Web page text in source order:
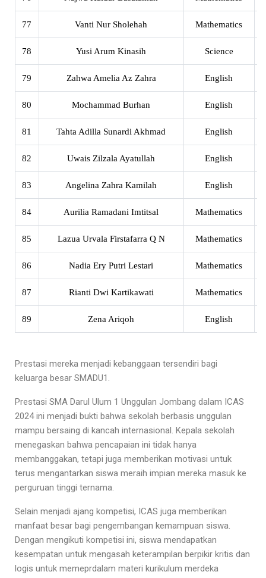
77 Vanti Nur Sholehah Mathematics
78 Yusi Arum Kinasih Science
79 Zahwa Amelia Az Zahra English
80 Mochammad Burhan English
81 Tahta Adilla Sunardi Akhmad English
82 Uwais Zilzala Ayatullah English
83 Angelina Zahra Kamilah English
84 Aurilia Ramadani Imtitsal Mathematics
85 Lazua Urvala Firstafarra Q N Mathematics
86 Nadia Ery Putri Lestari Mathematics
87 Rianti Dwi Kartikawati Mathematics
89 Zena Ariqoh English
Prestasi mereka menjadi kebanggaan tersendiri bagi
keluarga besar SMADU1.
Prestasi SMA Darul Ulum 1 Unggulan Jombang dalam ICAS
2024 ini menjadi bukti bahwa sekolah berbasis unggulan
mampu bersaing di kancah internasional. Kepala sekolah
menegaskan bahwa pencapaian ini tidak hanya
membanggakan, tetapi juga memberikan motivasi untuk
terus mengantarkan siswa meraih impian mereka masuk ke
perguruan tinggi ternama.
Selain menjadi ajang kompetisi, ICAS juga memberikan
manfaat besar bagi pengembangan kemampuan siswa.
Dengan mengikuti kompetisi ini, siswa mendapatkan
kesempatan untuk mengasah keterampilan berpikir kritis dan
logis untuk memeprdalam materi kurikulum merdeka